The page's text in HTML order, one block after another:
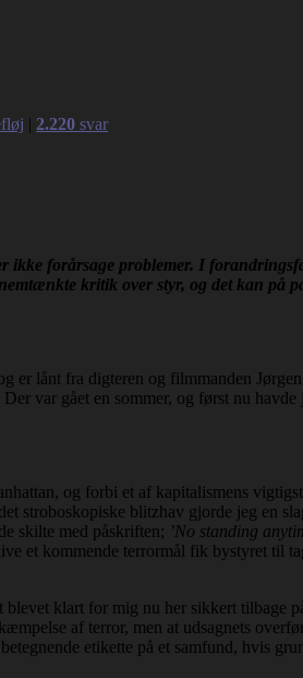
| 2.220 svar
forårsage problemer. I
kritik over styr, og det kan på
er lånt fra digteren og filmmanden
var gået en sommer, og først nu
og forbi et af kapitalismens
stroboskopiske blitzhav gjorde jeg en
skilte med påskriften; ’No standing
et kommende terrormål fik bystyret til
klart for mig nu her sikkert tilbage
af terror, men at udsagnets
etikette på et samfund, hvis